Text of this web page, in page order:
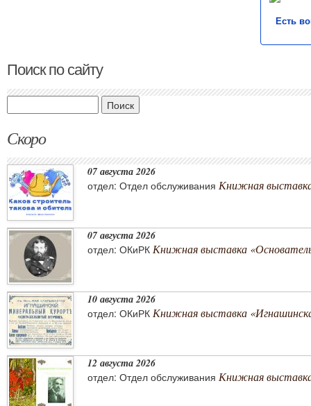
Есть
Поиск по сайту
Скоро
07 августа 2026
отдел: Отдел обслуживания Книжная
07 августа 2026
отдел: ОКиРК Книжная выставка «Основатель
10 августа 2026
отдел: ОКиРК Книжная выставка
12 августа 2026
отдел: Отдел обслуживания Книжная